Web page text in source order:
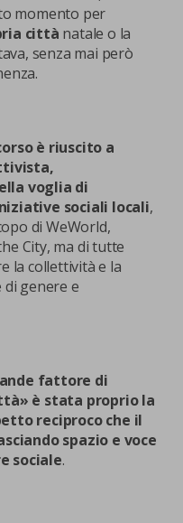
momento per
città natale o la
senza mai però
è riuscito a
voglia di
sociali locali,
di WeWorld,
City, ma di tutte
la collettività e la
genere e
fattore di
» è stata proprio la
reciproco che il
spazio e voce
sociale.